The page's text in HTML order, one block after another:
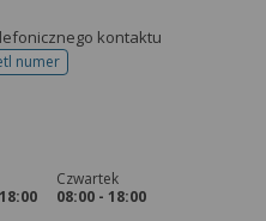
kontaktu
numer
telefonu do rejestracji
Czwartek
08:00 - 18:00